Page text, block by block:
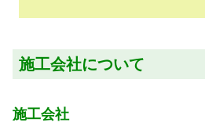
施工会社について
施工会社